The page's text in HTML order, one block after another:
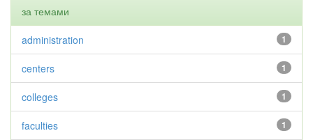
за темами
1
administration
1
centers
1
colleges
1
faculties